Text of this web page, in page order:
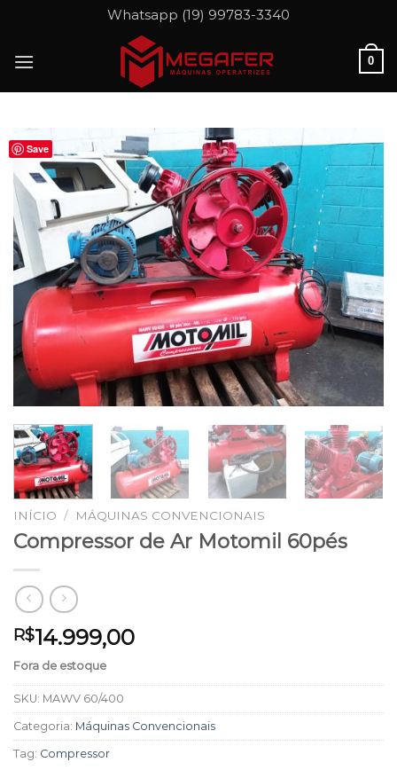
content
Whatsapp (19) 99783-3340
0
Save
INÍCIO / MÁQUINAS CONVENCIONAIS
Compressor de Ar Motomil 60pés
R$14.999,00
Fora de estoque
SKU: MAWV 60/400
Categoria: Máquinas Convencionais
Tag: Compressor